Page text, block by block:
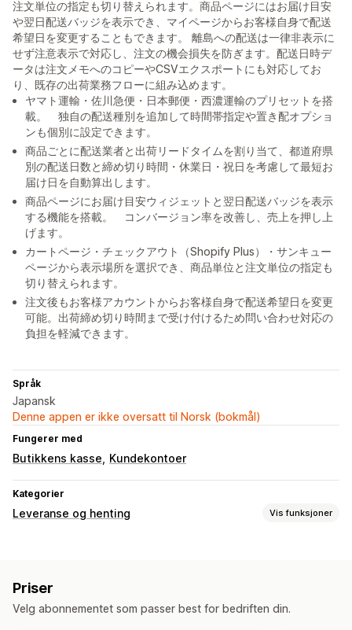
注文単位の指定も切り替えられます。商品ページにはお届け目安
や翌日配送バッジを表示でき、マイページからお客様自身で配送
希望日を変更することもできます。 離島への配送は一律非表示に
せず注意表示で対応し、注文の機会損失を防ぎます。配送日時デ
ータは注文メモへのコピーやCSVエクスポートにも対応してお
り、既存の出荷業務フローに組み込めます。
ヤマト運輸・佐川急便・日本郵便・西濃運輸のプリセットを搭
載。 独自の配送種別を追加して時間帯指定や置き配オプショ
ンも個別に設定できます。
商品ごとに配送業者と出荷リードタイムを割り当て、都道府県
別の配送日数と締め切り時間・休業日・祝日を考慮して最短お
届け日を自動算出します。
商品ページにお届け目安ウィジェットと翌日配送バッジを表示
する機能を搭載。 コンバージョン率を改善し、売上を押し上
げます。
カートページ・チェックアウト（Shopify Plus）・サンキュー
ページから表示場所を選択でき、商品単位と注文単位の指定も
切り替えられます。
注文後もお客様アカウントからお客様自身で配送希望日を変更
可能。出荷締め切り時間まで受け付けるため問い合わせ対応の
負担を軽減できます。
Språk
Japansk
Denne appen er ikke oversatt til Norsk (bokmål)
Fungerer med
Butikkens kasse Kundekontoer
Kategorier
Leveranse og henting Vis funksjoner
Priser
Velg abonnementet som passer best for bedriften din.